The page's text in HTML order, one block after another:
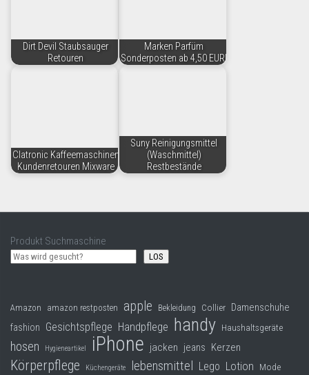
Dirt Devil Staubsauger
Retouren
Marken Parfüm
Sonderposten ab 4,50 EUR!
Clatronic Kaffeemaschinen
Kundenretouren Mixware
Suny Reinigungsmittel
(Waschmittel)
Restbestände
Produkt Suchmaschine
LOS
Amazon amazon restposten apple Bekleidung Collier Damenschuhe
fashion Gesichtspflege Handpflege handy Haushaltsgeräte
hosen Hygieneartikel iPhone jacken jeans Kerzen
Körperpflege Küchengeräte lebensmittel Lego Lotion Mode